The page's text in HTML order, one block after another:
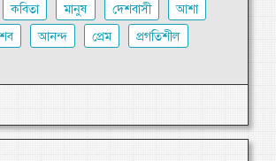
কবিতা মানুষ দেশবাসী
আশা
আনন্দ প্রেম
প্রগতিশীল